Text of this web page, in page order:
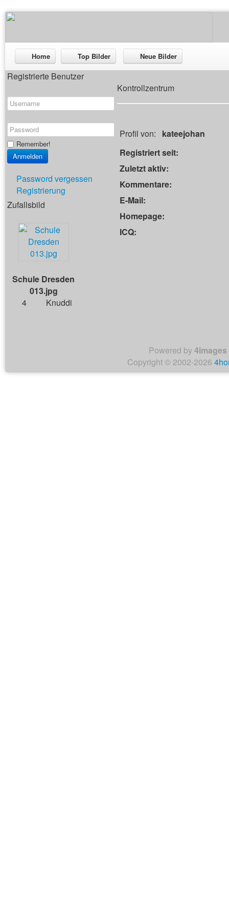
Home Top Bilder Neue Bilder
Registrierte Benutzer
Remember!
Password vergessen
Registrierung
Zufallsbild
Schule Dresden
013.jpg
4
Knuddi
Kontrollzentrum
Profil von: kateejohan
Registriert seit:
Zuletzt aktiv:
Kommentare:
E-Mail:
Homepage:
ICQ:
Powered by4images
Copyright © 2002-2026